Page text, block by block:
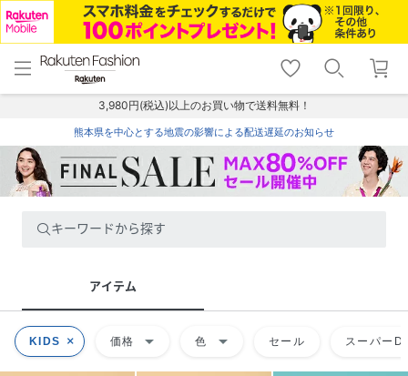
menu home
トップ
shopping_cart lock_outline
ログイン
3,980円(税込)以上のお買い物で送料無料！
熊本県を中心とする地震の影響による配送遅延のお知らせ
キーワードから探す
アイテム
KIDS 価格 arrow_drop_down 色 arrow_drop_down セール スーパー